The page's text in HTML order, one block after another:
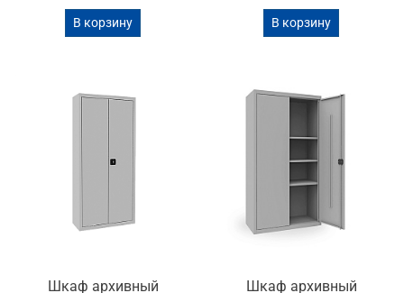
В корзину В корзину
Шкаф архивный Шкаф архивный